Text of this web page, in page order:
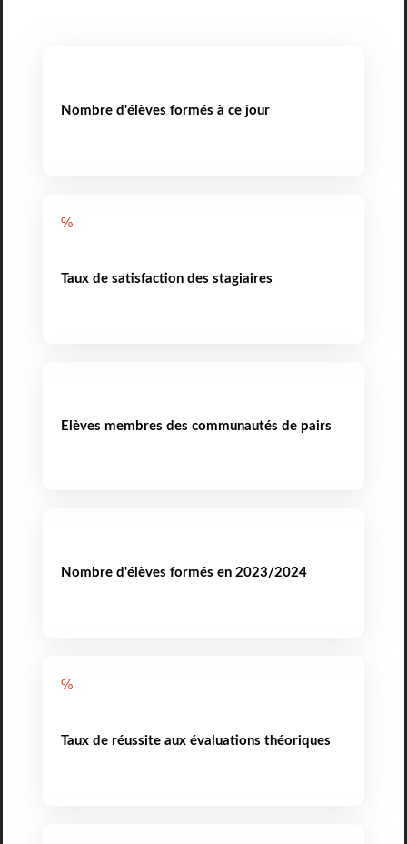
Nombre d'élèves formés à ce jour
%
Taux de satisfaction des stagiaires
Elèves membres des communautés de pairs
Nombre d'élèves formés en 2023/2024
%
Taux de réussite aux évaluations théoriques